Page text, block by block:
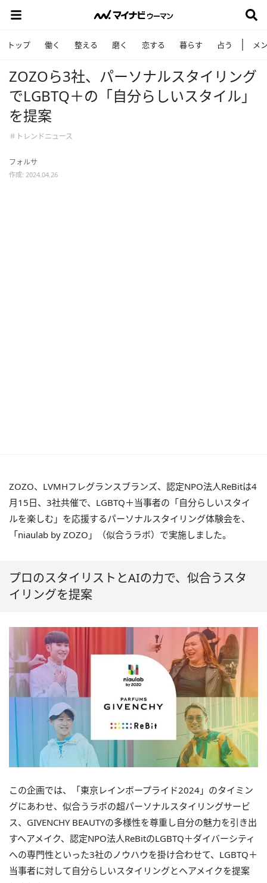
トップ 働く 整える 磨く 恋する 暮らす 占う メ
ZOZOら3社、パーソナルスタイリング
でLGBTQ＋の「自分らしいスタイル」
を提案
＃トレンドニュース
フォルサ
作成: 2024.04.26
ZOZO、LVMHフレグランスブランズ、認定NPO法人ReBitは4
月15日、3社共催で、LGBTQ＋当事者の「自分らしいスタイ
ルを楽しむ」を応援するパーソナルスタイリング体験会を、
「niaulab by ZOZO」（似合うラボ）で実施しました。
プロのスタイリストとAIの力で、似合うスタ
イリングを提案
この企画では、「東京レインボープライド2024」のタイミン
グにあわせ、似合うラボの超パーソナルスタイリングサービ
ス、GIVENCHY BEAUTYの多様性を尊重し自分の魅力を引き出
すヘアメイク、認定NPO法人ReBitのLGBTQ＋ダイバーシティ
への専門性といった3社のノウハウを掛け合わせて、LGBTQ＋
当事者に対して自分らしいスタイリングとヘアメイクを提案